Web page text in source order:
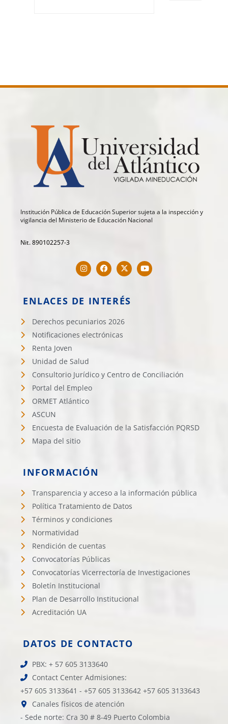
Institución Pública de Educación Superior sujeta a la inspección y
vigilancia del Ministerio de Educación Nacional
Nit. 890102257-3
ENLACES DE INTERÉS
Derechos pecuniarios 2026
Notificaciones electrónicas
Renta Joven
Unidad de Salud
Consultorio Jurídico y Centro de Conciliación
Portal del Empleo
ORMET Atlántico
ASCUN
Encuesta de Evaluación de la Satisfacción PQRSD
Mapa del sitio
INFORMACIÓN
Transparencia y acceso a la información pública
Política Tratamiento de Datos
Términos y condiciones
Normatividad
Rendición de cuentas
Convocatorías Públicas
Convocatorías Vicerrectoría de Investigaciones
Boletín Institucional
Plan de Desarrollo Institucional
Acreditación UA
DATOS DE CONTACTO
PBX: + 57 605 3133640
Contact Center Admisiones:
+57 605 3133641 - +57 605 3133642 +57 605 3133643
Canales físicos de atención
- Sede norte: Cra 30 # 8-49 Puerto Colombia